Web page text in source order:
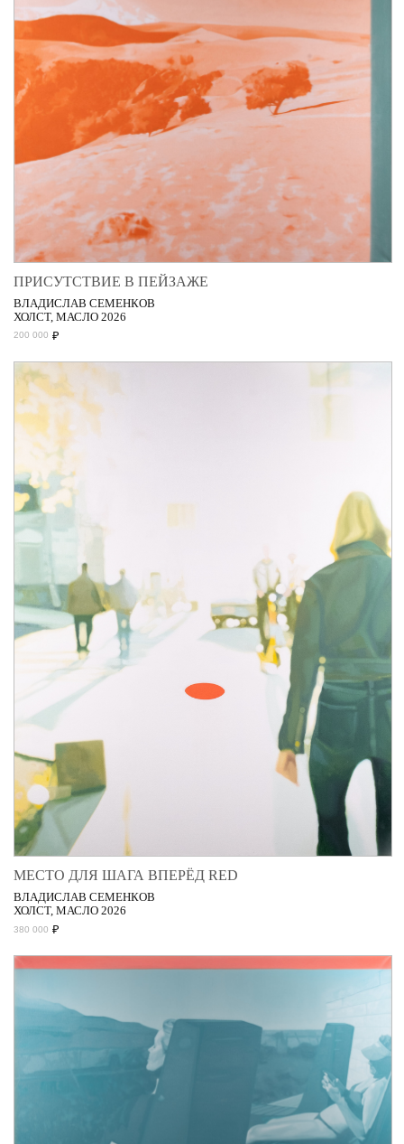
ПРИСУТСТВИЕ В ПЕЙЗАЖЕ
ВЛАДИСЛАВ СЕМЕНКОВ
ХОЛСТ, МАСЛО 2026
200 000 ₽
МЕСТО ДЛЯ ШАГА ВПЕРЁД RED
ВЛАДИСЛАВ СЕМЕНКОВ
ХОЛСТ, МАСЛО 2026
380 000 ₽